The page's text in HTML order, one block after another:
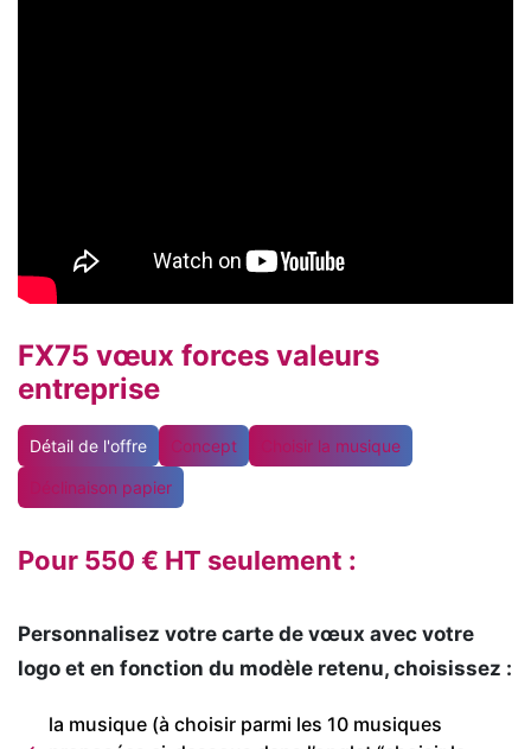
FX75 vœux forces valeurs
entreprise
Détail de l'offre Concept Choisir la musique
Déclinaison papier
Pour 550 € HT seulement :
Personnalisez votre carte de vœux avec votre
logo et en fonction du modèle retenu, choisissez :
la musique (à choisir parmi les 10 musiques